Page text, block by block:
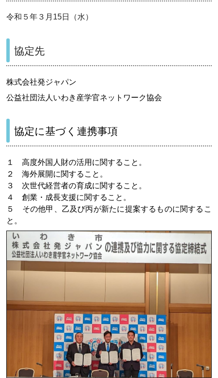
令和５年３月15日（水）
協定先
株式会社発ジャパン
公益社団法人いわき産学官ネットワーク協会
協定に基づく連携事項
１ 高度外国人財の活用に関すること。
２ 海外展開に関すること。
３ 次世代経営者の育成に関すること。
４ 創業・成長支援に関すること。
５ その他甲、乙及び丙が新たに提案するものに関するこ
と。